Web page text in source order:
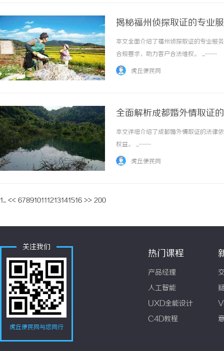
揭秘福州侦探取证的专业
本文全面介绍了福州侦探取证的专业服
合规要求，助力客户合法维权。 ...……
虎丘便民网
全面解析成都婚外情取证
本文详细介绍了成都婚外情取证的法律
权益。 ...……
虎丘便民网
1... << 678910111213141516 >> 200
关注我们
虎丘便民网与您同行
热门课程
产品经理
人工智能
UXD全能设计
C4D教程